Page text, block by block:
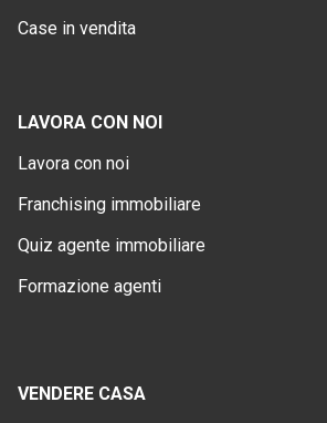
Case in vendita
LAVORA CON NOI
Lavora con noi
Franchising immobiliare
Quiz agente immobiliare
Formazione agenti
VENDERE CASA